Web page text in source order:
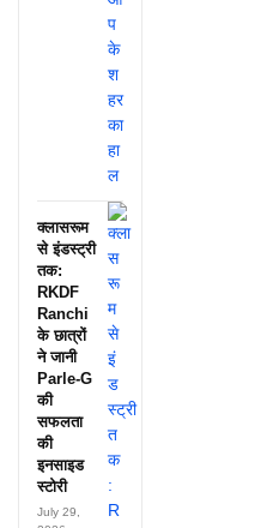
क्लासरूम
से इंडस्ट्री
तक:
RKDF
Ranchi
के छात्रों
ने जानी
Parle-G
की
सफलता
की
इनसाइड
स्टोरी
July 29,